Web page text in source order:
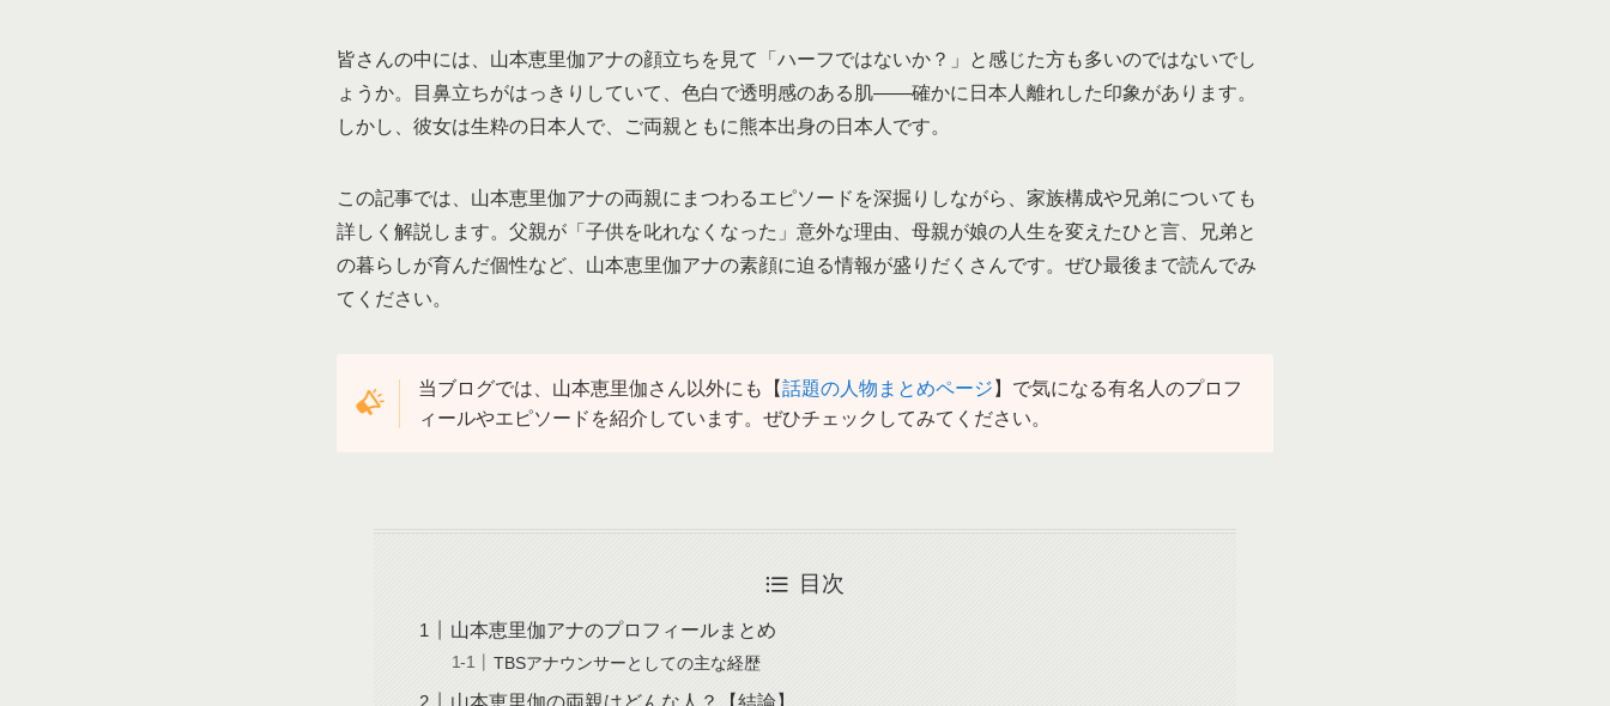
皆さんの中には、山本恵里伽アナの顔立ちを見て「ハーフではないか？」と感じた方も多いのではないでし
ょうか。目鼻立ちがはっきりしていて、色白で透明感のある肌——確かに日本人離れした印象があります。
しかし、彼女は生粋の日本人で、ご両親ともに熊本出身の日本人です。
この記事では、山本恵里伽アナの両親にまつわるエピソードを深掘りしながら、家族構成や兄弟についても
詳しく解説します。父親が「子供を叱れなくなった」意外な理由、母親が娘の人生を変えたひと言、兄弟と
の暮らしが育んだ個性など、山本恵里伽アナの素顔に迫る情報が盛りだくさんです。ぜひ最後まで読んでみ
てください。
当ブログでは、山本恵里伽さん以外にも【話題の人物まとめページ 】で気になる有名人のプロフ
ィールやエピソードを紹介しています。ぜひチェックしてみてください。
目次
山本恵里伽アナのプロフィールまとめ
TBSアナウンサーとしての主な経歴
山本恵里伽の両親はどんな人？【結論】